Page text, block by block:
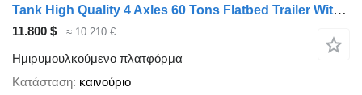
Tank High Quality 4 Axles 60 Tons Flatbed Trailer With Head Board
11.800 $ ≈ 10.210 €
Ημιρυμουλκούμενο πλατφόρμα
Κατάσταση καινούριο